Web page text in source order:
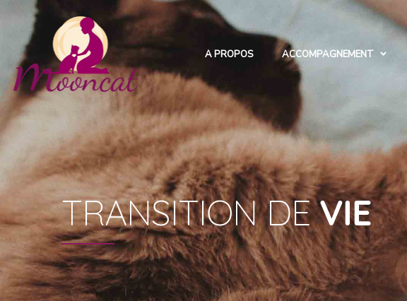
A PROPOS ACCOMPAGNEMENT
TRANSITION DEVIE